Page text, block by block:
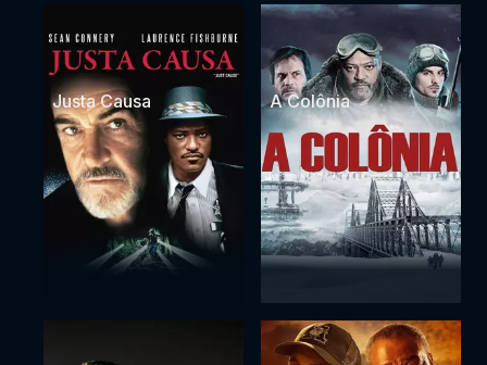
Justa Causa A Colônia